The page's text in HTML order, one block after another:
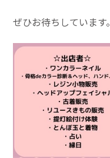
ぜひお待ちしています。